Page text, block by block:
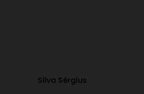
Silva Sérgius